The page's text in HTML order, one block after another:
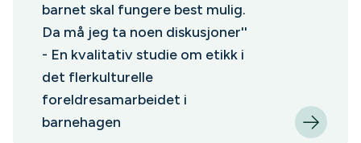
barnet skal fungere best mulig.
Da må jeg ta noen diskusjoner''
- En kvalitativ studie om etikk i
det flerkulturelle
foreldresamarbeidet i
barnehagen